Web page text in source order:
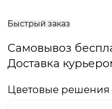
Быстрый заказ
Самовывоз
Доставка
Цветовые решения